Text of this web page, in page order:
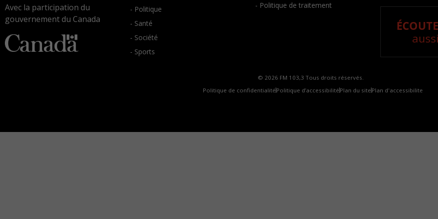
Avec la participation du
gouvernement du Canada
- Politique
- Santé
- Société
- Sports
- Politique de traitement
© 2026 FM 103,3 Tous droits réservés.
Politique de confidentialité Politique d’accessibilité Plan du site Plan d'accessibilite